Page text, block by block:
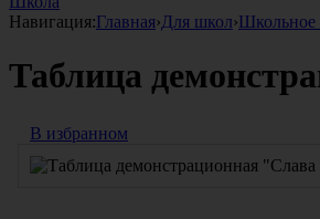
Навигация:Главная›Для школ›Школьное
Таблица
В избранном